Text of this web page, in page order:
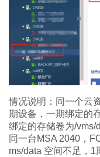
情况说明：同一个云
期设备，一期绑定的
绑定的存储卷为/vms/
同一台MSA 2040，
ms/data 空间不足，